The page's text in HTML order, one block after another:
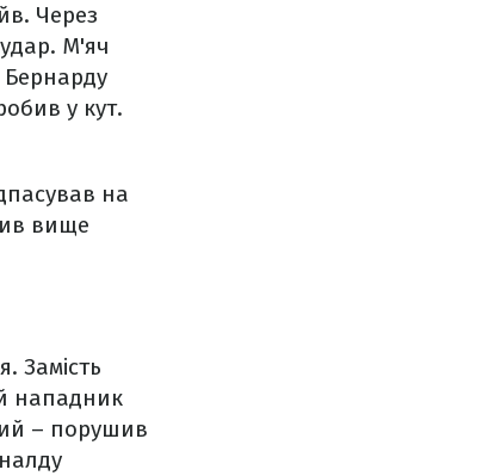
Через
М'яч
у кут.
на
вище
Замість
нападник
– порушив